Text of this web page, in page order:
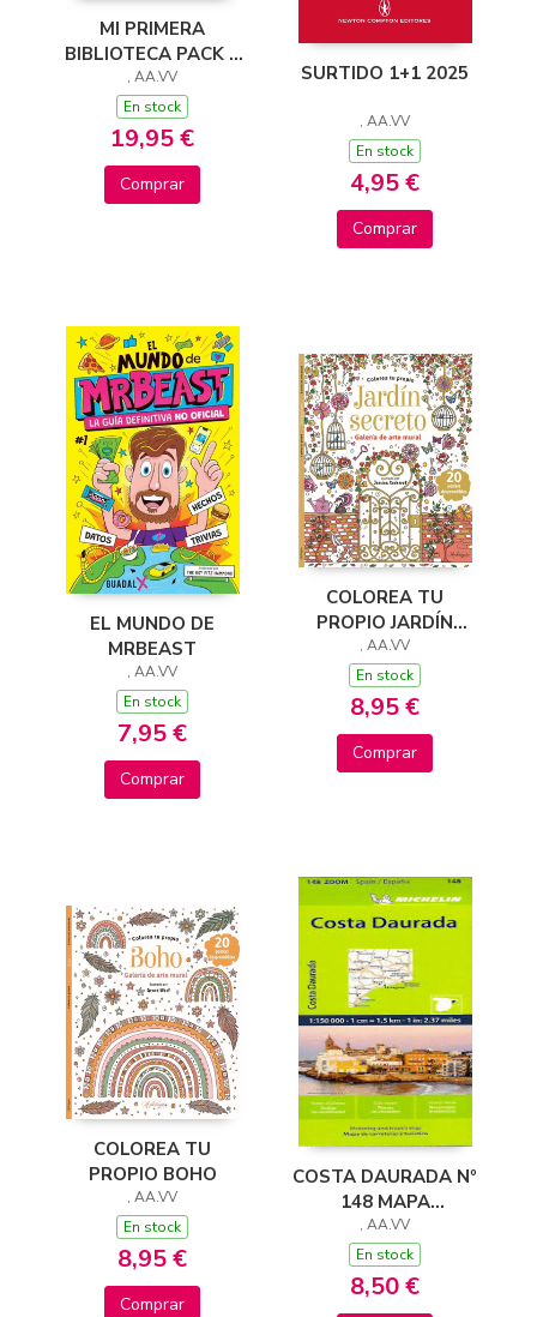
MI PRIMERA
BIBLIOTECA PACK 8
TITULOS
, AA.VV
En stock
19,95 €
Comprar
SURTIDO 1+1 2025
, AA.VV
En stock
4,95 €
Comprar
EL MUNDO DE
MRBEAST
, AA.VV
En stock
7,95 €
Comprar
COLOREA TU
PROPIO JARDÍN
SECRETO
, AA.VV
En stock
8,95 €
Comprar
COLOREA TU
PROPIO BOHO
, AA.VV
En stock
8,95 €
Comprar
COSTA DAURADA Nº
148 MAPA
CARRETERAS
, AA.VV
En stock
8,50 €